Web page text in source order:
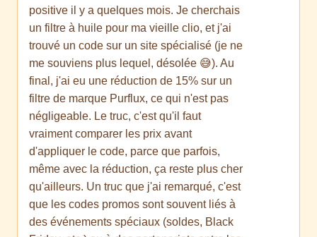
positive il y a quelques mois. Je cherchais
un filtre à huile pour ma vieille clio, et j'ai
trouvé un code sur un site spécialisé (je ne
me souviens plus lequel, désolée 😅). Au
final, j'ai eu une réduction de 15% sur un
filtre de marque Purflux, ce qui n'est pas
négligeable. Le truc, c'est qu'il faut
vraiment comparer les prix avant
d'appliquer le code, parce que parfois,
même avec la réduction, ça reste plus cher
qu'ailleurs. Un truc que j'ai remarqué, c'est
que les codes promos sont souvent liés à
des événements spéciaux (soldes, Black